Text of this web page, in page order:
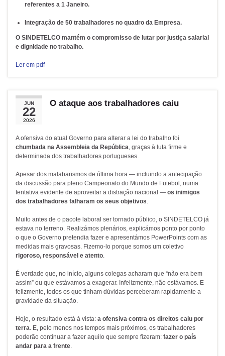
referentes a 1 Janeiro.
Integração de 50 trabalhadores no quadro da Empresa.
O SINDETELCO mantém o compromisso de lutar por justiça salarial
e dignidade no trabalho.
Ler em pdf
JUN
22
2026
O ataque aos trabalhadores caiu
A ofensiva do atual Governo para alterar a lei do trabalho foi
chumbada na Assembleia da República, graças à luta firme e
determinada dos trabalhadores portugueses.
Apesar dos malabarismos de última hora — incluindo a antecipação
da discussão para pleno Campeonato do Mundo de Futebol, numa
tentativa evidente de aproveitar a distração nacional — os inimigos
dos trabalhadores falharam os seus objetivos.
Muito antes de o pacote laboral ser tornado público, o SINDETELCO já
estava no terreno. Realizámos plenários, explicámos ponto por ponto
o que o Governo pretendia fazer e apresentámos PowerPoints com as
medidas mais gravosas. Fizemo-lo porque somos um coletivo
rigoroso, responsável e atento.
É verdade que, no início, alguns colegas acharam que “não era bem
assim” ou que estávamos a exagerar. Infelizmente, não estávamos. E
felizmente, todos os que tinham dúvidas perceberam rapidamente a
gravidade da situação.
Hoje, o resultado está à vista: a ofensiva contra os direitos caiu por
terra. E, pelo menos nos tempos mais próximos, os trabalhadores
poderão continuar a fazer aquilo que sempre fizeram: fazer o país
andar para a frente.